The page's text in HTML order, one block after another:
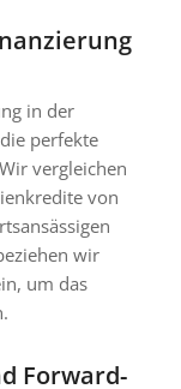
in der
perfekte
vergleichen
von
wir
um das
Forward-